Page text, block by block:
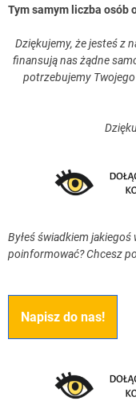
Tym samym liczba osób
Dziękujemy, że jesteś z
finansują nas żądne
potrzebujemy
Byłeś świadkiem
poinformować? Chcesz
Napisz do nas!